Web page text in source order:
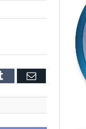
Tumblr Email